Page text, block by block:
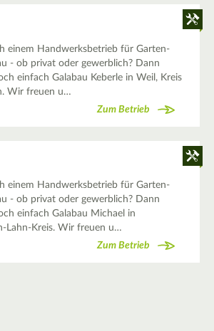
einem Handwerksbetrieb für Garten-
- ob privat oder gewerblich? Dann
einfach Galabau Keberle in Weil, Kreis
Wir freuen u…
Zum Betrieb
einem Handwerksbetrieb für Garten-
- ob privat oder gewerblich? Dann
einfach Galabau Michael in
Lahn-Kreis. Wir freuen u…
Zum Betrieb